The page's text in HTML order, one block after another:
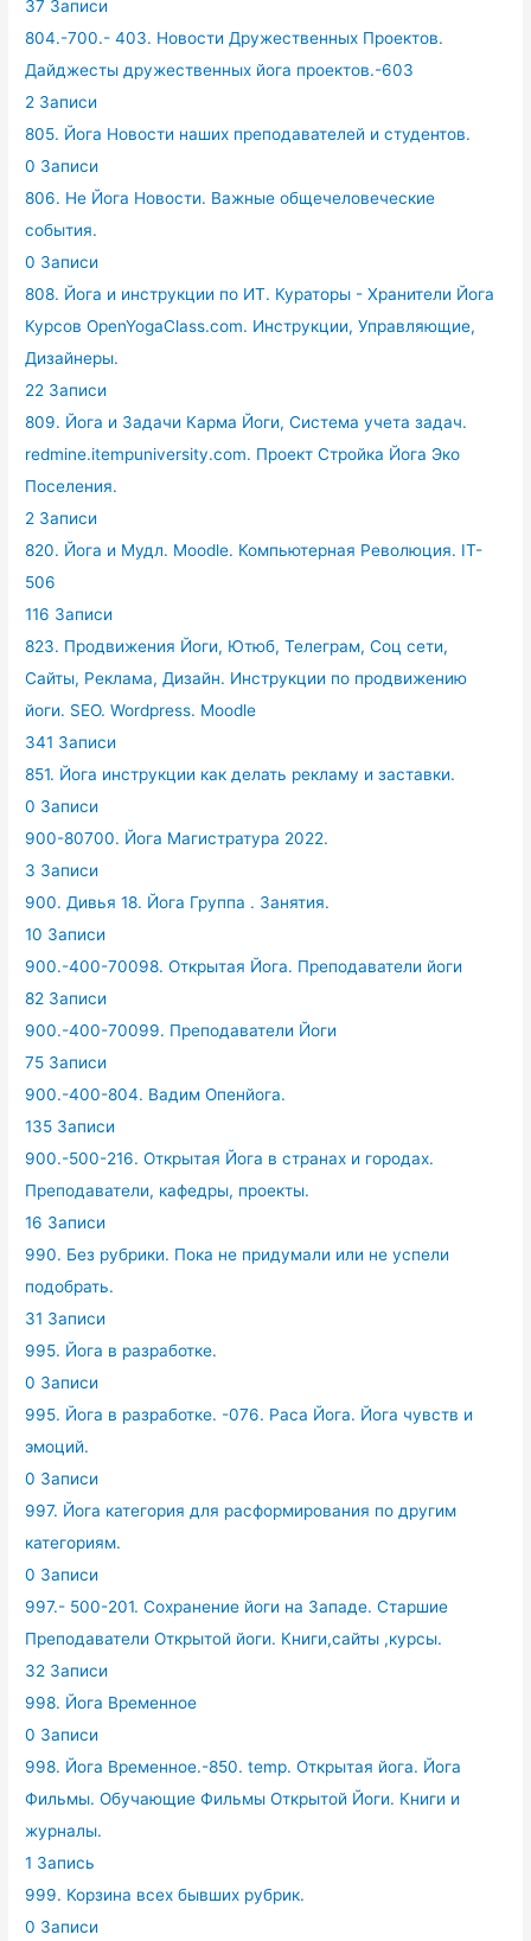
37 Записи
804.-700.- 403. Новости Дружественных Проектов.
Дайджесты дружественных йога проектов.-603
2 Записи
805. Йога Новости наших преподавателей и студентов.
0 Записи
806. Не Йога Новости. Важные общечеловеческие
события.
0 Записи
808. Йога и инструкции по ИТ. Кураторы - Хранители Йога
Курсов OpenYogaClass.com. Инструкции, Управляющие,
Дизайнеры.
22 Записи
809. Йога и Задачи Карма Йоги, Система учета задач.
redmine.itempuniversity.com. Проект Стройка Йога Эко
Поселения.
2 Записи
820. Йога и Мудл. Moodle. Компьютерная Революция. IT-
506
116 Записи
823. Продвижения Йоги, Ютюб, Телеграм, Соц сети,
Сайты, Реклама, Дизайн. Инструкции по продвижению
йоги. SEO. Wordpress. Moodle
341 Записи
851. Йога инструкции как делать рекламу и заставки.
0 Записи
900-80700. Йога Магистратура 2022.
3 Записи
900. Дивья 18. Йога Группа . Занятия.
10 Записи
900.-400-70098. Открытая Йога. Преподаватели йоги
82 Записи
900.-400-70099. Преподаватели Йоги
75 Записи
900.-400-804. Вадим Опенйога.
135 Записи
900.-500-216. Открытая Йога в странах и городах.
Преподаватели, кафедры, проекты.
16 Записи
990. Без рубрики. Пока не придумали или не успели
подобрать.
31 Записи
995. Йога в разработке.
0 Записи
995. Йога в разработке. -076. Раса Йога. Йога чувств и
эмоций.
0 Записи
997. Йога категория для расформирования по другим
категориям.
0 Записи
997.- 500-201. Сохранение йоги на Западе. Старшие
Преподаватели Открытой йоги. Книги,сайты ,курсы.
32 Записи
998. Йога Временное
0 Записи
998. Йога Временное.-850. temp. Открытая йога. Йога
Фильмы. Обучающие Фильмы Открытой Йоги. Книги и
журналы.
1 Запись
999. Корзина всех бывших рубрик.
0 Записи